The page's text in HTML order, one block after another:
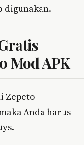
digunakan.
Mod APK
Zepeto
Anda harus